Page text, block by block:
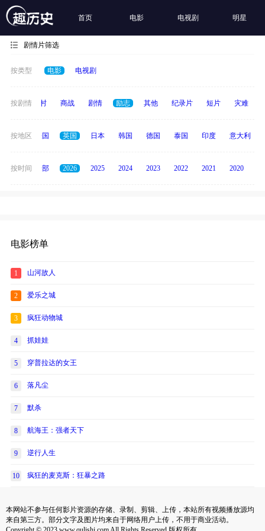
首页 电影 电视剧 明星
剧情片筛选
按类型 电影 电视剧
按剧情
历史 乡村 商战 剧情 励志 其他 纪录片 短片 灾难
按地区
美国 法国 英国 日本 韩国 德国 泰国 印度 意大利
按时间 全部 2026 2025 2024 2023 2022 2021 2020
电影榜单
1 山河故人
2 爱乐之城
3 疯狂动物城
4 抓娃娃
5 穿普拉达的女王
6 落凡尘
7 默杀
8 航海王：强者天下
9 逆行人生
10 疯狂的麦克斯：狂暴之路
本网站不参与任何影片资源的存储、录制、剪辑、上传，本站所有视频播放源均
来自第三方。部分文字及图片均来自于网络用户上传，不用于商业活动。